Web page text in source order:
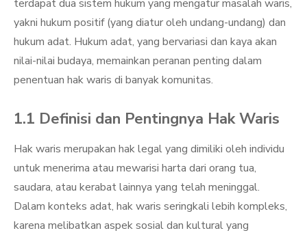
terdapat dua sistem hukum yang mengatur masalah waris,
yakni hukum positif (yang diatur oleh undang-undang) dan
hukum adat. Hukum adat, yang bervariasi dan kaya akan
nilai-nilai budaya, memainkan peranan penting dalam
penentuan hak waris di banyak komunitas.
1.1 Definisi dan Pentingnya Hak Waris
Hak waris merupakan hak legal yang dimiliki oleh individu
untuk menerima atau mewarisi harta dari orang tua,
saudara, atau kerabat lainnya yang telah meninggal.
Dalam konteks adat, hak waris seringkali lebih kompleks,
karena melibatkan aspek sosial dan kultural yang